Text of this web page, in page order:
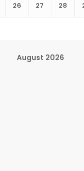
August 2026
26 27 28